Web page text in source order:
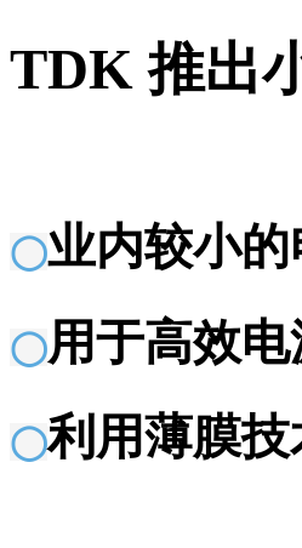
TDK 推出
◯业内较小
◯用于高效
◯利用薄膜